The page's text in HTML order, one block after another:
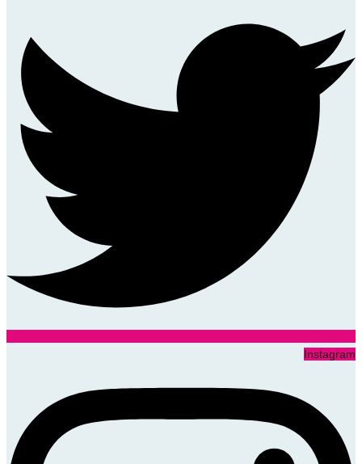
Instagram